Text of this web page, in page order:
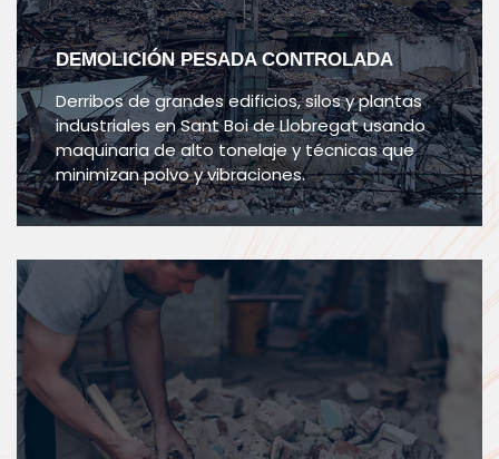
DEMOLICIÓN PESADA CONTROLADA
Derribos de grandes edificios, silos y plantas
industriales en Sant Boi de Llobregat usando
maquinaria de alto tonelaje y técnicas que
minimizan polvo y vibraciones.